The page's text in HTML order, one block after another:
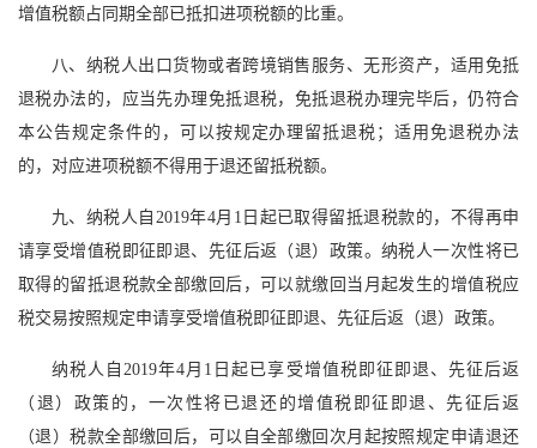
增值税额占同期全部已抵扣进项税额的比重。
八、纳税人出口货物或者跨境销售服务、无形资产，适用免抵
退税办法的，应当先办理免抵退税，免抵退税办理完毕后，仍符合
本公告规定条件的，可以按规定办理留抵退税；适用免退税办法
的，对应进项税额不得用于退还留抵税额。
九、纳税人自2019年4月1日起已取得留抵退税款的，不得再申
请享受增值税即征即退、先征后返（退）政策。纳税人一次性将已
取得的留抵退税款全部缴回后，可以就缴回当月起发生的增值税应
税交易按照规定申请享受增值税即征即退、先征后返（退）政策。
纳税人自2019年4月1日起已享受增值税即征即退、先征后返
（退）政策的，一次性将已退还的增值税即征即退、先征后返
（退）税款全部缴回后，可以自全部缴回次月起按照规定申请退还